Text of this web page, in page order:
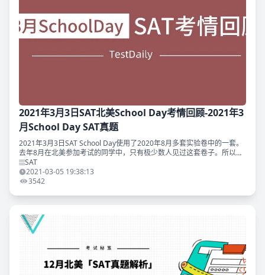
2021年3月3日SAT北美School Day考情回顾-2021年3
月School Day SAT真题
2021年3月3日SAT School Day使用了2020年8月多套实验卷中的一套。
去年8月在北美参加考试的同学中，只有极少数人见过这套卷子。所以这
仍然是一套新卷。 [caption id="attachmen
SAT
2021-03-05 19:38:13
3542